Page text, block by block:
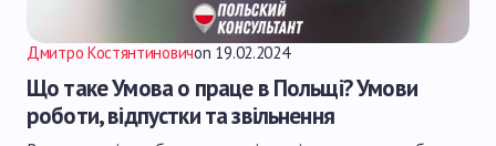
Дмитро Костянтиновичon 19.02.2024
Що таке Умова о праце в Польщі? Умови
роботи, відпустки та звільнення